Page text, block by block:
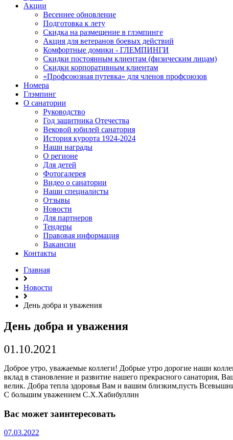
Акции
Весеннее обновление
Подготовка к лету
Скидка на размещение в глэмпинге
Акция для ветеранов боевых действий
Комфортные домики - ГЛЕМПИНГИ
Скидки постоянным клиентам (физическим лицам)
Скидки корпоративным клиентам
«Профсоюзная путевка» для членов профсоюзов
Номера
Глэмпинг
О санатории
Руководство
Год защитника Отечества
Вековой юбилей санатория
История курорта 1924-2024
Наши награды
О регионе
Для детей
Фотогалерея
Видео о санатории
Наши специалисты
Отзывы
Новости
Для партнеров
Тендеры
Правовая информация
Вакансии
Контакты
Главная
Новости
День добра и уважения
День добра и уважения
01.10.2021
Доброе утро, уважаемые коллеги! Добрые утро дорогие наши
вклад в становление и развитие нашего прекрасного санатория,
велик. Добра тепла здоровья Вам и вашим близким,пусть
С большим уважением С.Х.Хабибуллин
Вас может заинтересовать
07.03.2022